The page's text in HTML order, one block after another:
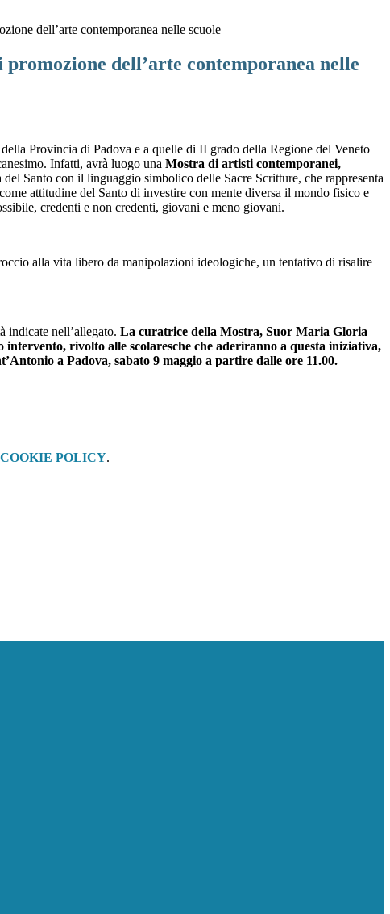
dell’arte contemporanea nelle scuole
dell’arte contemporanea nelle
Provincia di Padova e a quelle di II grado della Regione del Veneto
Infatti, avrà luogo una Mostra di artisti contemporanei,
Santo con il linguaggio simbolico delle Sacre Scritture, che rappresenta
attitudine del Santo di investire con mente diversa il mondo fisico e
credenti e non credenti, giovani e meno giovani.
vita libero da manipolazioni ideologiche, un tentativo di risalire
nell’allegato. La curatrice della Mostra, Suor Maria Gloria
rivolto alle scolaresche che aderiranno a questa iniziativa,
a Padova, sabato 9 maggio a partire dalle ore 11.00.
COOKIE POLICY.